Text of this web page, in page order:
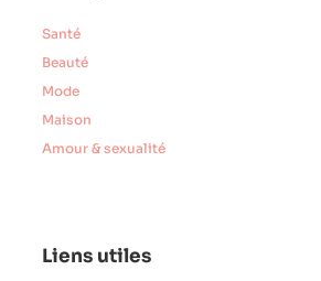
Santé
Beauté
Mode
Maison
Amour & sexualité
Liens utiles